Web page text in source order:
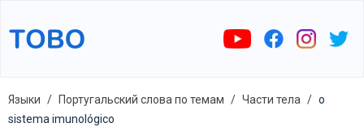
Языки Португальский слова по темам Части тела
o
sistema imunológico